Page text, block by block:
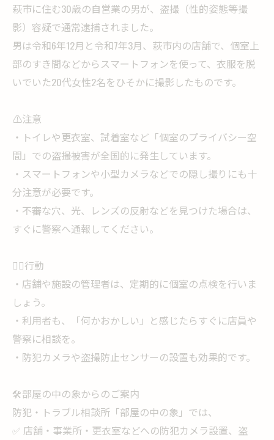
萩市に住む30歳の自営業の男が、盗撮（性的姿態等撮
影）容疑で通常逮捕されました。
男は令和6年12月と令和7年3月、萩市内の店舗で、個室上
部のすき間などからスマートフォンを使って、衣服を脱
いでいた20代女性2名をひそかに撮影したものです。
⚠️注意
・トイレや更衣室、試着室など「個室のプライバシー空
間」での盗撮被害が全国的に発生しています。
・スマートフォンや小型カメラなどでの隠し撮りにも十
分注意が必要です。
・不審な穴、光、レンズの反射などを見つけた場合は、
すぐに警察へ通報してください。
🚶‍♀️行動
・店舗や施設の管理者は、定期的に個室の点検を行いま
しょう。
・利用者も、「何かおかしい」と感じたらすぐに店員や
警察に相談を。
・防犯カメラや盗撮防止センサーの設置も効果的です。
🛠️部屋の中の象からのご案内
防犯・トラブル相談所「部屋の中の象」では、
✅ 店舗・事業所・更衣室などへの防犯カメラ設置、盗